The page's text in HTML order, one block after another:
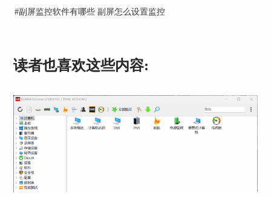
第二步：右键单击桌面的屏显面板，点击“配置”，
在弹出的“屏选项目”界面勾选需要显示的项目，然
后点击“应用”。如果需要调整屏选项目中的数据的
#副屏监控软件有哪些 副屏怎么设置监控
读者也喜欢这些内容: